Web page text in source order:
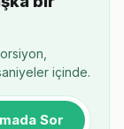
içinde.
Sor